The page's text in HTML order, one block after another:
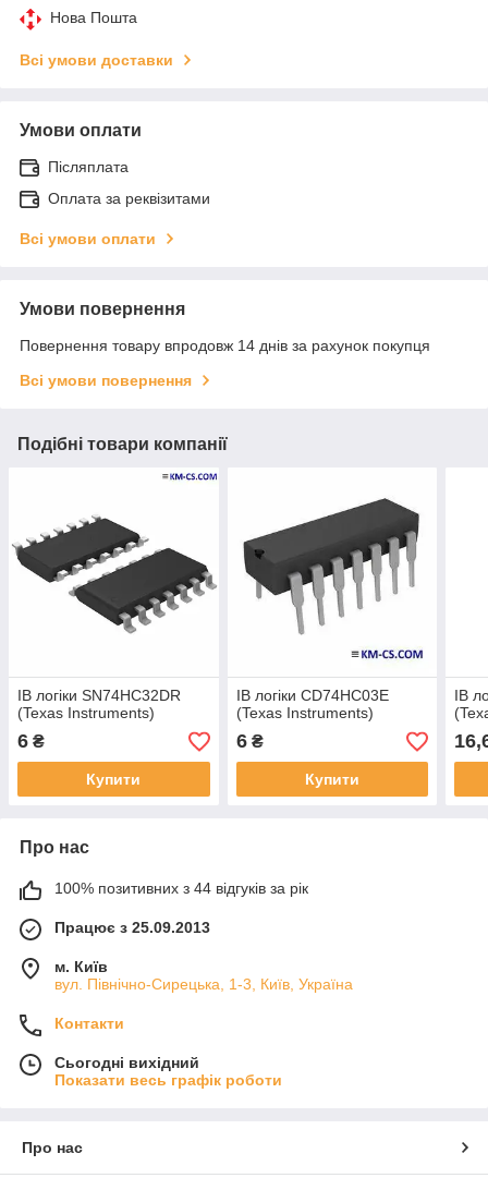
Нова Пошта
Всі умови доставки
Умови оплати
Післяплата
Оплата за реквізитами
Всі умови оплати
Умови повернення
Повернення товару впродовж 14 днів за рахунок покупця
Всі умови повернення
Подібні товари компанії
ІВ логіки SN74HC32DR
(Texas Instruments)
6 ₴
Купити
ІВ логіки CD74HC03E
(Texas Instruments)
6₴
Купити
ІВ
Про нас
100% позитивних з 44 відгуків за рік
Працює з 25.09.2013
м. Київ
вул. Північно-Сирецька, 1-3, Київ, Україна
Контакти
Сьогодні вихідний
Показати весь графік роботи
Про нас